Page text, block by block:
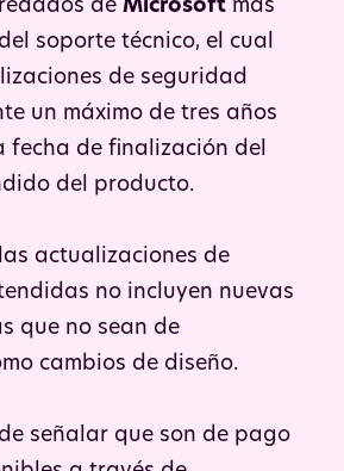
de Microsoft más
soporte técnico, el cual
de seguridad
un máximo de tres años
fecha de finalización del
del producto.
actualizaciones de
no incluyen nuevas
que no sean de
cambios de diseño.
señalar que son de pago